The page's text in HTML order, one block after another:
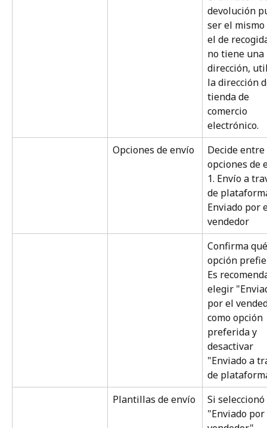
devolución
ser el
el de
no tiene una
dirección,
la dirección
tienda de
comercio
electrónico.
Opciones de envío
Decide
opciones de
1. Envío a
de
Enviado por
vendedor
Confirma
opción
Es
elegir
por el
como opción
preferida y
desactivar
"Enviado a
de
Plantillas de envío
Si seleccionó
"Enviado